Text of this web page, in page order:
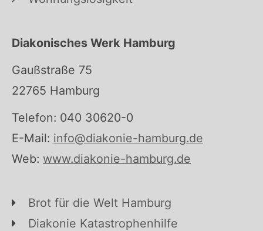
Diakonisches Werk Hamburg
Gaußstraße 75
22765 Hamburg
Telefon: 040 30620-0
E-Mail: info@diakonie-hamburg.de
Web: www.diakonie-hamburg.de
Brot für die Welt Hamburg
Diakonie Katastrophenhilfe